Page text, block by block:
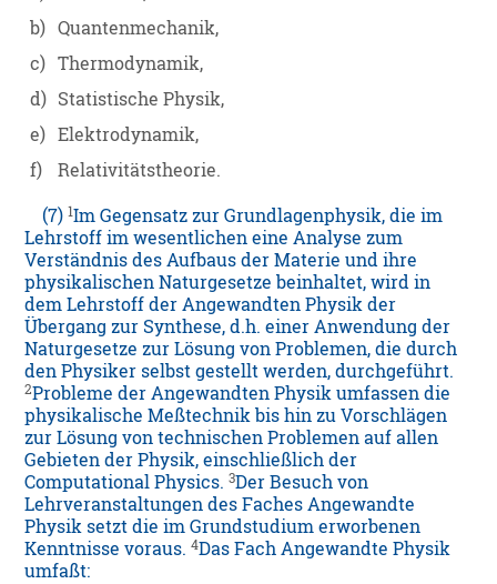
b) Quantenmechanik,
c) Thermodynamik,
d) Statistische Physik,
e) Elektrodynamik,
f)
Relativitätstheorie.
(7)1Im Gegensatz zur Grundlagenphysik, die im
Lehrstoff im wesentlichen eine Analyse zum
Verständnis des Aufbaus der Materie und ihre
physikalischen Naturgesetze beinhaltet, wird in
dem Lehrstoff der Angewandten Physik der
Übergang zur Synthese, d.h. einer Anwendung der
Naturgesetze zur Lösung von Problemen, die durch
den Physiker selbst gestellt werden, durchgeführt.
2Probleme der Angewandten Physik umfassen die
physikalische Meßtechnik bis hin zu Vorschlägen
zur Lösung von technischen Problemen auf allen
Gebieten der Physik, einschließlich der
Computational Physics.3Der Besuch von
Lehrveranstaltungen des Faches Angewandte
Physik setzt die im Grundstudium erworbenen
Kenntnisse voraus.4Das Fach Angewandte Physik
umfaßt: